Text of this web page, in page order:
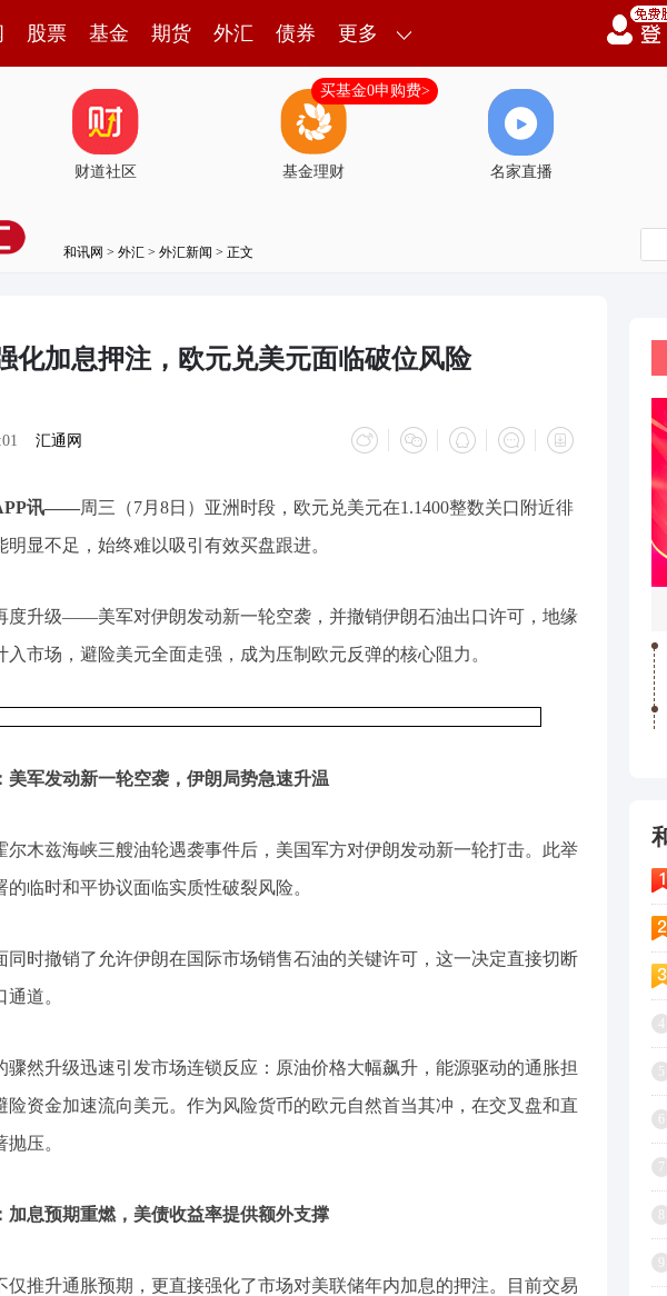
股票 基金 期货 外汇 债券 更多
财道社区 基金理财
买基金0申购费>
名家直播
和讯网 > 外汇 > 外汇新闻 > 正文
化加息押注，欧元兑美元面临破位风险
汇通网
讯——周三（7月8日）亚洲时段，欧元兑美元在1.1400整数关口附近徘
明显不足，始终难以吸引有效买盘跟进。
度升级——美军对伊朗发动新一轮空袭，并撤销伊朗石油出口许可，地缘
入市场，避险美元全面走强，成为压制欧元反弹的核心阻力。
美军发动新一轮空袭，伊朗局势急速升温
尔木兹海峡三艘油轮遇袭事件后，美国军方对伊朗发动新一轮打击。此举
的临时和平协议面临实质性破裂风险。
同时撤销了允许伊朗在国际市场销售石油的关键许可，这一决定直接切断
道。
骤然升级迅速引发市场连锁反应：原油价格大幅飙升，能源驱动的通胀担
险资金加速流向美元。作为风险货币的欧元自然首当其冲，在交叉盘和直
压。
加息预期重燃，美债收益率提供额外支撑
仅推升通胀预期，更直接强化了市场对美联储年内加息的押注。目前交易
5
7